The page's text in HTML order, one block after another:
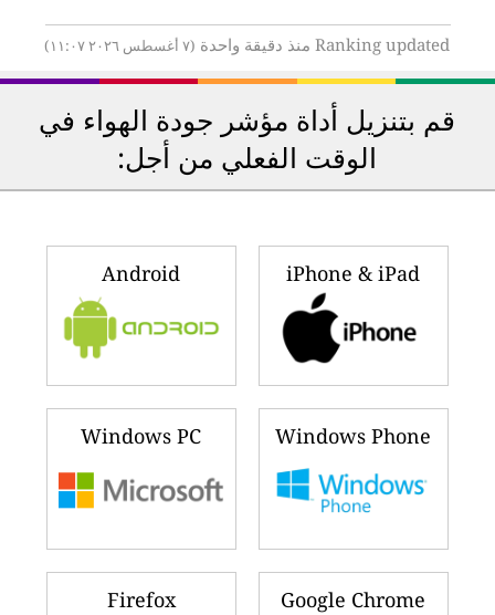
Ranking updated منذ دقيقة واحدة (٧ أغسطس ٢٠٢٦ ١١:٠٧)
قم بتنزيل أداة مؤشر جودة الهواء في
الوقت الفعلي من أجل:
iPhone & iPad
Android
Windows Phone
Windows PC
Google Chrome
Firefox